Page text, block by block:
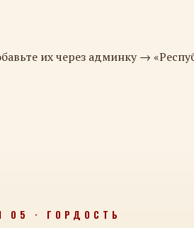
их через админку →
05 · ГОРДОСТЬ